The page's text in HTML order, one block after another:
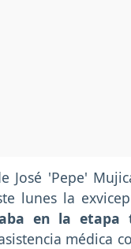
José 'Pepe'
lunes la
en la
médica